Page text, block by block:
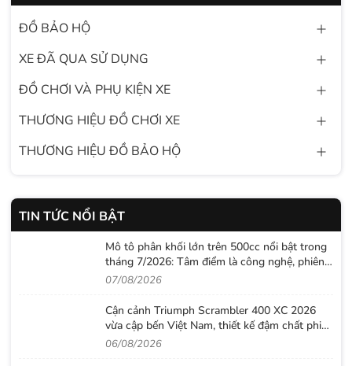
ĐỒ BẢO HỘ
XE ĐÃ QUA SỬ DỤNG
ĐỒ CHƠI VÀ PHỤ KIỆN XE
THƯƠNG HIỆU ĐỒ CHƠI XE
THƯƠNG HIỆU ĐỒ BẢO HỘ
TIN TỨC NỔI BẬT
Mô tô phân khối lớn trên 500cc nổi bật trong
tháng 7/2026: Tâm điểm là công nghệ, phiên
bản giới hạn và những cấu hình “đỉnh”
07/08/2026
Cận cảnh Triumph Scrambler 400 XC 2026
vừa cập bến Việt Nam, thiết kế đậm chất phiêu
lưu cùng mức giá dễ tiếp cận
06/08/2026